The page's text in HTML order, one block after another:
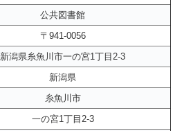
公共図書館
〒941-0056
新潟県糸魚川市一の宮1丁目2-3
新潟県
糸魚川市
一の宮1丁目2-3